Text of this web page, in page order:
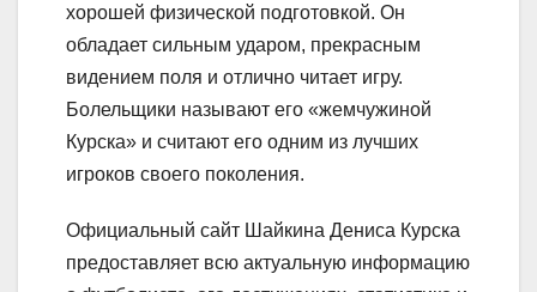
хорошей физической подготовкой. Он
обладает сильным ударом, прекрасным
видением поля и отлично читает игру.
Болельщики называют его «жемчужиной
Курска» и считают его одним из лучших
игроков своего поколения.
Официальный сайт Шайкина Дениса Курска
предоставляет всю актуальную информацию